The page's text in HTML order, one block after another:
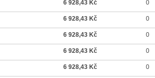
6 928,43 Kč 0
6 928,43 Kč 0
6 928,43 Kč 0
6 928,43 Kč 0
6 928,43 Kč 0